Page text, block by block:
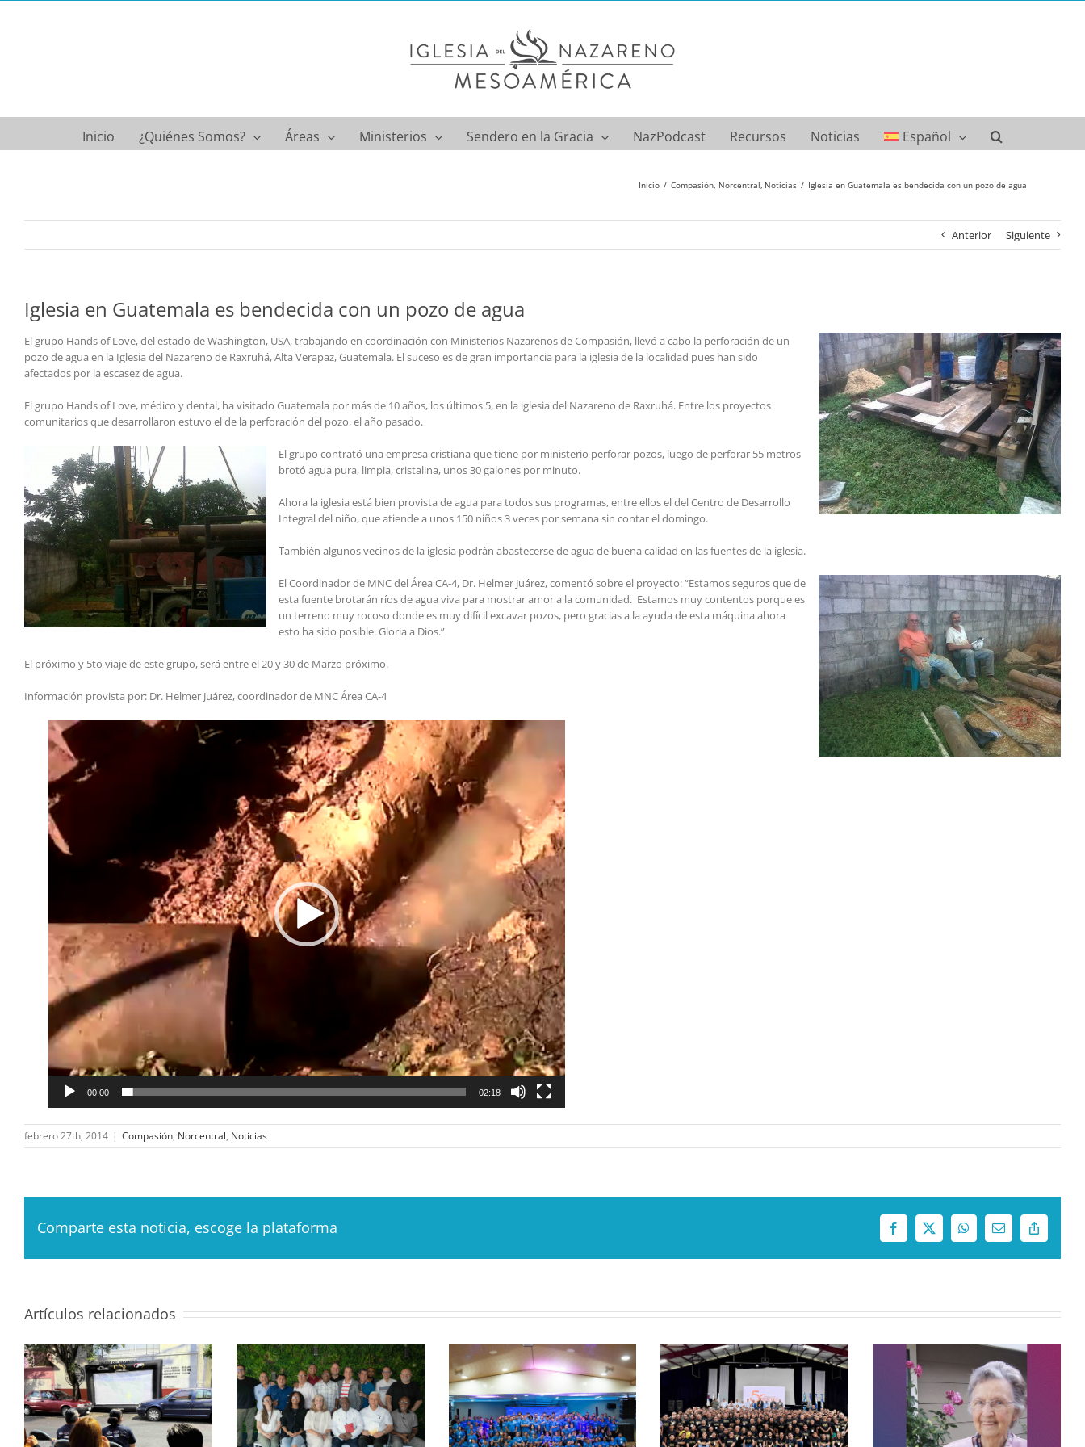
Inicio ¿Quiénes Somos? Áreas Ministerios Sendero en la Gracia NazPodcast Recursos Noticias Español
Inicio Compasión Norcentral Noticias Iglesia en Guatemala es bendecida con un pozo de agua
Anterior Siguiente
Iglesia en Guatemala es bendecida con un pozo de agua
El grupo Hands of Love, del estado de Washington, USA, trabajando en coordinación con Ministerios Nazarenos de Compasión, llevó a cabo la perforación de un
pozo de agua en la Iglesia del Nazareno de Raxruhá, Alta Verapaz, Guatemala. El suceso es de gran importancia para la iglesia de la localidad pues han sido
afectados por la escasez de agua.
El grupo Hands of Love, médico y dental, ha visitado Guatemala por más de 10 años, los últimos 5, en la iglesia del Nazareno de Raxruhá. Entre los proyectos
comunitarios que desarrollaron estuvo el de la perforación del pozo, el año pasado.
El grupo contrató una empresa cristiana que tiene por ministerio perforar pozos, luego de perforar 55 metros
brotó agua pura, limpia, cristalina, unos 30 galones por minuto.
Ahora la iglesia está bien provista de agua para todos sus programas, entre ellos el del Centro de Desarrollo
Integral del niño, que atiende a unos 150 niños 3 veces por semana sin contar el domingo.
También algunos vecinos de la iglesia podrán abastecerse de agua de buena calidad en las fuentes de la iglesia.
El Coordinador de MNC del Área CA-4, Dr. Helmer Juárez, comentó sobre el proyecto: “Estamos seguros que de
esta fuente brotarán ríos de agua viva para mostrar amor a la comunidad. Estamos muy contentos porque es
un terreno muy rocoso donde es muy difícil excavar pozos, pero gracias a la ayuda de esta máquina ahora
esto ha sido posible. Gloria a Dios.”
El próximo y 5to viaje de este grupo, será entre el 20 y 30 de Marzo próximo.
Información provista por: Dr. Helmer Juárez, coordinador de MNC Área CA-4
Reproductor
de
vídeo
00:00 02:18
febrero 27th, 2014 | Compasión, Norcentral, Noticias
Comparte esta noticia, escoge la plataforma Facebook
X WhatsAppCorreo
electrónico
Copy
Link
Artículos relacionados